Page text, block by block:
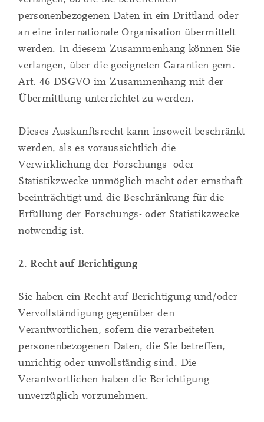
personenbezogenen Daten in ein Drittland oder
an eine internationale Organisation übermittelt
werden. In diesem Zusammenhang können Sie
verlangen, über die geeigneten Garantien gem.
Art. 46 DSGVO im Zusammenhang mit der
Übermittlung unterrichtet zu werden.
Dieses Auskunftsrecht kann insoweit beschränkt
werden, als es voraussichtlich die
Verwirklichung der Forschungs- oder
Statistikzwecke unmöglich macht oder ernsthaft
beeinträchtigt und die Beschränkung für die
Erfüllung der Forschungs- oder Statistikzwecke
notwendig ist.
2. Recht auf Berichtigung
Sie haben ein Recht auf Berichtigung und/oder
Vervollständigung gegenüber den
Verantwortlichen, sofern die verarbeiteten
personenbezogenen Daten, die Sie betreffen,
unrichtig oder unvollständig sind. Die
Verantwortlichen haben die Berichtigung
unverzüglich vorzunehmen.